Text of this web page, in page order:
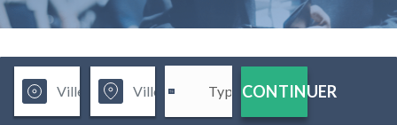
CONTINUER